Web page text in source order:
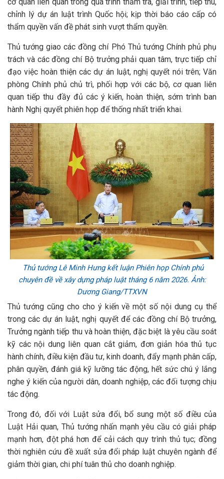
chỉnh lý dự án luật trình Quốc hội; kịp thời báo cáo cấp có
thẩm quyền vấn đề phát sinh vượt thẩm quyền.
Thủ tướng giao các đồng chí Phó Thủ tướng Chính phủ phụ
trách và các đồng chí Bộ trưởng phải quan tâm, trực tiếp chỉ
đạo việc hoàn thiện các dự án luật, nghị quyết nói trên; Văn
phòng Chính phủ chủ trì, phối hợp với các bộ, cơ quan liên
quan tiếp thu đầy đủ các ý kiến, hoàn thiện, sớm trình ban
hành Nghị quyết phiên họp để thống nhất triển khai.
Thủ tướng Lê Minh Hưng kết luận Phiên họp Chính phủ
chuyên đề về xây dựng pháp luật tháng 6 năm 2026. Ảnh:
Dương Giang/TTXVN
Thủ tướng cũng cho cho ý kiến về một số nội dung cụ thể
trong các dự án luật, nghị quyết để các đồng chí Bộ trưởng,
Trưởng ngành tiếp thu và hoàn thiện, đặc biệt là yêu cầu soát
kỹ các nội dung liên quan cắt giảm, đơn giản hóa thủ tục
hành chính, điều kiện đầu tư, kinh doanh, đẩy mạnh phân cấp,
phân quyền, đánh giá kỹ lưỡng tác động, hết sức chú ý lắng
nghe ý kiến của người dân, doanh nghiệp, các đối tượng chịu
tác động.
Trong đó, đối với Luật sửa đổi, bổ sung một số điều của
Luật Hải quan, Thủ tướng nhấn mạnh yêu cầu có giải pháp
mạnh hơn, đột phá hơn để cải cách quy trình thủ tục; đồng
thời nghiên cứu đề xuất sửa đổi pháp luật chuyên ngành để
giảm thời gian, chi phí tuân thủ cho doanh nghiệp.